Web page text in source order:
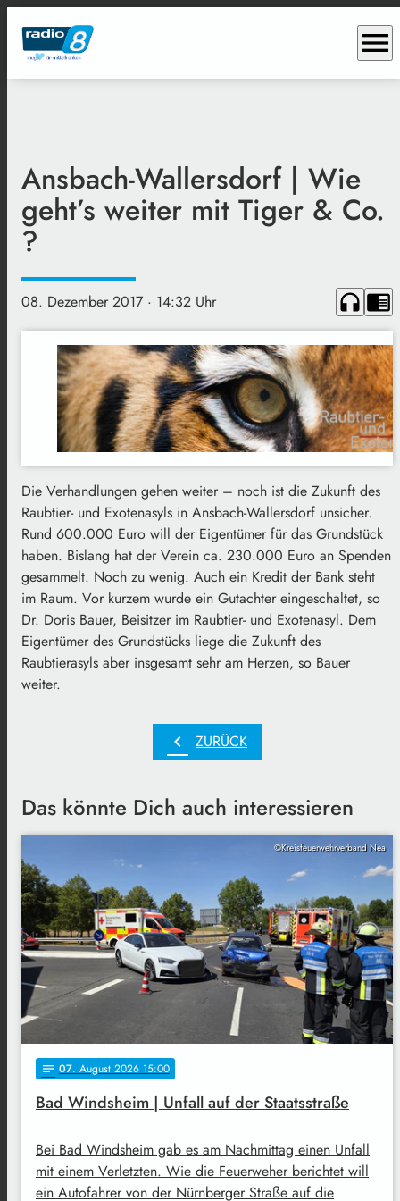
menu
Ansbach-Wallersdorf | Wie
geht’s weiter mit Tiger & Co.
?
08. Dezember 2017 · 14:32 Uhr headphones chrome_reader_mode
Die Verhandlungen gehen weiter – noch ist die Zukunft des
Raubtier- und Exotenasyls in Ansbach-Wallersdorf unsicher.
Rund 600.000 Euro will der Eigentümer für das Grundstück
haben. Bislang hat der Verein ca. 230.000 Euro an Spenden
gesammelt. Noch zu wenig. Auch ein Kredit der Bank steht
im Raum. Vor kurzem wurde ein Gutachter eingeschaltet, so
Dr. Doris Bauer, Beisitzer im Raubtier- und Exotenasyl. Dem
Eigentümer des Grundstücks liege die Zukunft des
Raubtierasyls aber insgesamt sehr am Herzen, so Bauer
weiter.
chevron_left ZURÜCK
Das könnte Dich auch interessieren
©Kreisfeuerwehrverband Nea
notes 07. August 2026 15:00
Bad Windsheim | Unfall auf der Staatsstraße
Bei Bad Windsheim gab es am Nachmittag einen Unfall
mit einem Verletzten. Wie die Feuerweher berichtet will
ein Autofahrer von der Nürnberger Straße auf die